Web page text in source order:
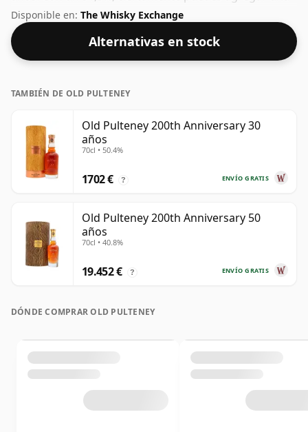
o dos gotas de agua decente a este whisky para
realzar la textura y abrir el espíritu.
Disponible en: The Whisky Exchange
Alternativas en stock
TAMBIÉN DE OLD PULTENEY
Old Pulteney 200th Anniversary 30
años
70cl • 50.4%
ENVÍO GRATIS
1702 € ?
Old Pulteney 200th Anniversary 50
años
70cl • 40.8%
ENVÍO GRATIS
19.452 € ?
DÓNDE COMPRAR OLD PULTENEY